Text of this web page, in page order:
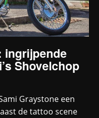
ingrijpende
Shovelchop
Graystone een
de tattoo scene